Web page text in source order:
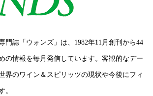
門誌「ウォンズ」は、1982年11月創刊から44
の情報を毎月発信しています。客観的なデー
界のワイン＆スピリッツの現状や今後にフィ
。